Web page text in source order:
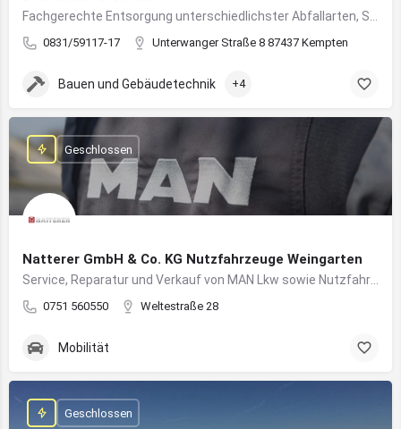
0831/59117-17 Unterwanger Straße 8 87437 Kempten
Bauen und Gebäudetechnik +4
Natterer GmbH & Co. KG Nutzfahrzeuge Weingarten
0751 560550 Weltestraße 28
Geschlossen
Mobilität
Geschlossen